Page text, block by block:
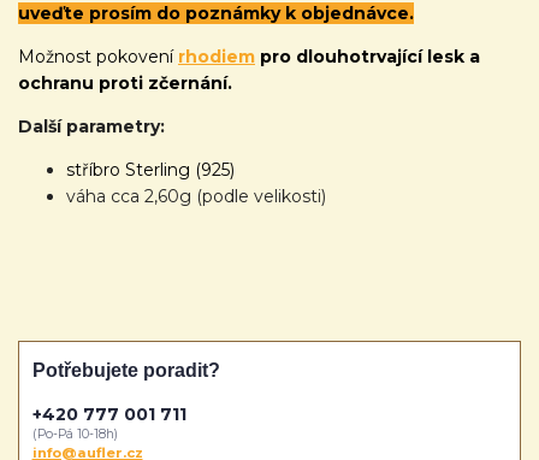
uveďte prosím do poznámky k objednávce.
Možnost pokovení rhodiem pro dlouhotrvající lesk a
ochranu proti zčernání.
Další parametry:
stříbro Sterling (925)
váha cca 2,60g (podle velikosti)
Potřebujete poradit?
+420 777 001 711
(Po-Pá 10-18h)
info@aufler.cz